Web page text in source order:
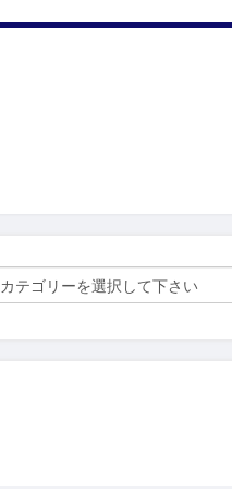
カテゴリーを選択して下さい